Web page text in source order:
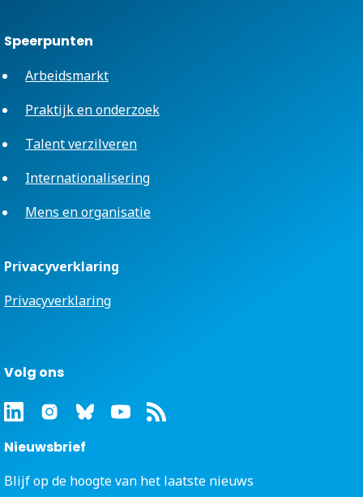
Speerpunten
Arbeidsmarkt
Praktijk en onderzoek
Talent verzilveren
Internationalisering
Mens en organisatie
Privacyverklaring
Privacyverklaring
Volg ons
Nieuwsbrief
Blijf op de hoogte van het laatste nieuws